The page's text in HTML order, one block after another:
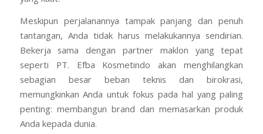
Meskipun perjalanannya tampak panjang dan penuh
tantangan, Anda tidak harus melakukannya sendirian.
Bekerja sama dengan partner maklon yang tepat
seperti PT. Efba Kosmetindo akan menghilangkan
sebagian besar beban teknis dan birokrasi,
memungkinkan Anda untuk fokus pada hal yang paling
penting: membangun brand dan memasarkan produk
Anda kepada dunia.